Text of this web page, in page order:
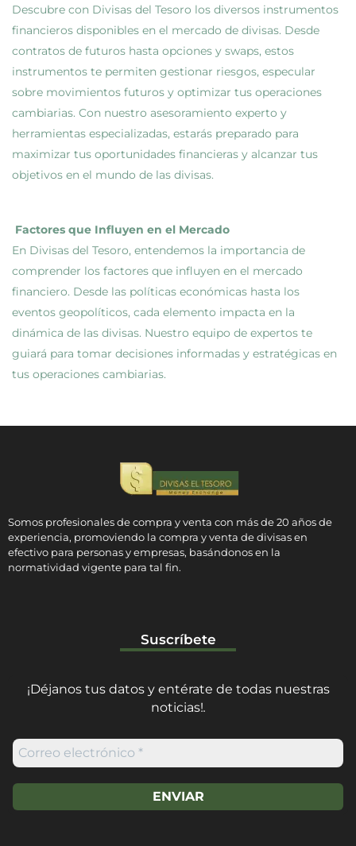
Descubre con Divisas del Tesoro los diversos instrumentos
financieros disponibles en el mercado de divisas. Desde
contratos de futuros hasta opciones y swaps, estos
instrumentos te permiten gestionar riesgos, especular
sobre movimientos futuros y optimizar tus operaciones
cambiarias. Con nuestro asesoramiento experto y
herramientas especializadas, estarás preparado para
maximizar tus oportunidades financieras y alcanzar tus
objetivos en el mundo de las divisas.
Factores que Influyen en el Mercado
En Divisas del Tesoro, entendemos la importancia de
comprender los factores que influyen en el mercado
financiero. Desde las políticas económicas hasta los
eventos geopolíticos, cada elemento impacta en la
dinámica de las divisas. Nuestro equipo de expertos te
guiará para tomar decisiones informadas y estratégicas en
tus operaciones cambiarias.
Somos profesionales de compra y venta con más de 20 años de
experiencia, promoviendo la compra y venta de divisas en
efectivo para personas y empresas, basándonos en la
normatividad vigente para tal fin.
Suscríbete
¡Déjanos tus datos y entérate de todas nuestras
noticias!.